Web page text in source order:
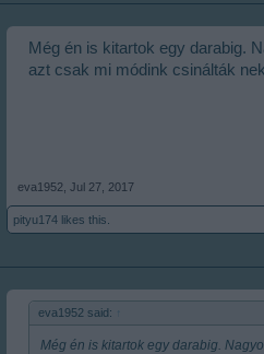
Még én is kitartok egy darabig.
azt csak mi módink csinálták
eva1952 Jul 27, 2017
pityu174 likes this.
eva1952 said:
Még én is kitartok egy darabig.